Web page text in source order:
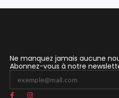
Ne manquez jamais aucune
Abonnez-vous à notre